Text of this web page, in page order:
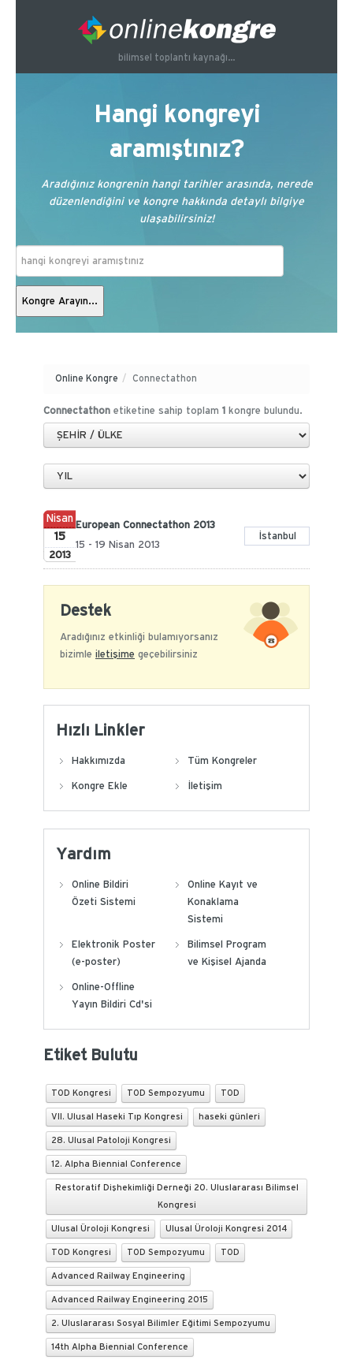
bilimsel toplantı kaynağı...
Hangi kongreyi
aramıştınız?
Aradığınız kongrenin hangi tarihler arasında, nerede
düzenlendiğini ve kongre hakkında detaylı bilgiye
ulaşabilirsiniz!
Online Kongre / Connectathon
Connectathon etiketine sahip toplam 1 kongre bulundu.
Nisan
15
2013
European Connectathon 2013
15 - 19 Nisan 2013
İstanbul
Destek
Aradığınız etkinliği bulamıyorsanız
bizimle iletişime geçebilirsiniz
Hızlı Linkler
Hakkımızda Tüm Kongreler
Kongre Ekle İletişim
Yardım
Online Bildiri
Özeti Sistemi
Online Kayıt ve
Konaklama
Sistemi
Elektronik Poster
(e-poster)
Bilimsel Program
ve Kişisel Ajanda
Online-Offline
Yayın Bildiri Cd'si
Etiket Bulutu
TOD Kongresi TOD Sempozyumu TOD
VII. Ulusal Haseki Tıp Kongresi haseki günleri
28. Ulusal Patoloji Kongresi
12. Alpha Biennial Conference
Restoratif Dişhekimliği Derneği 20. Uluslararası Bilimsel
Kongresi
Ulusal Üroloji Kongresi Ulusal Üroloji Kongresi 2014
TOD Kongresi TOD Sempozyumu TOD
Advanced Railway Engineering
Advanced Railway Engineering 2015
2. Uluslararası Sosyal Bilimler Eğitimi Sempozyumu
14th Alpha Biennial Conference